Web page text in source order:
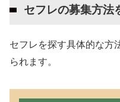
セフレの募集方法
セフレを探す具体的な方
られます。